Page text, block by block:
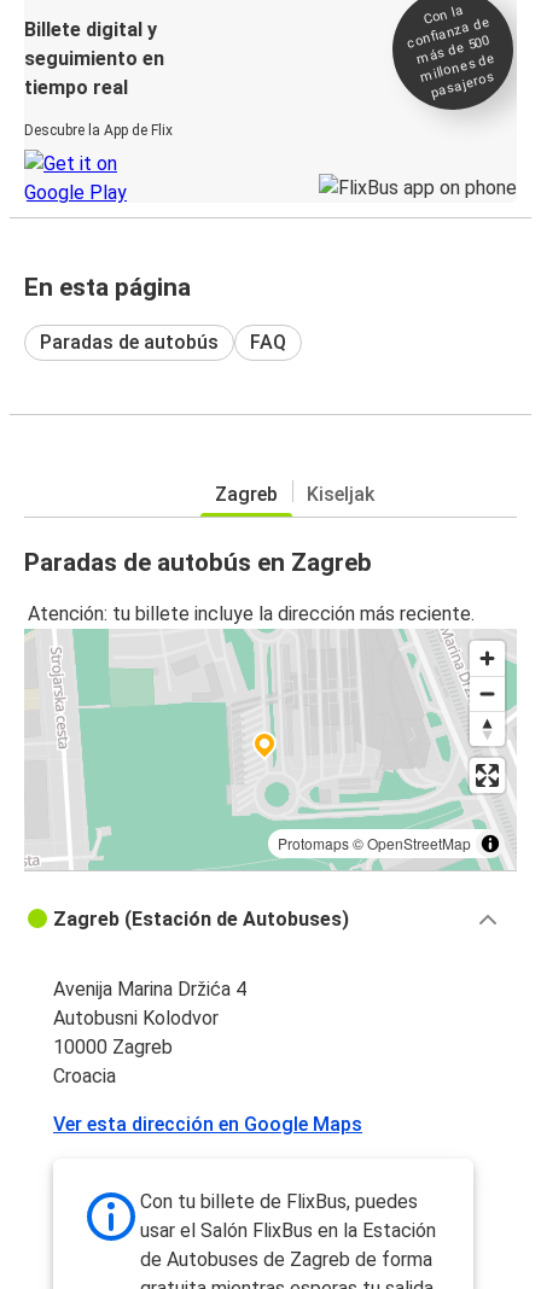
Billete digital y
seguimiento en
tiempo real
Descubre la App de Flix
Con la
confianza de
más de 500
millones de
pasajeros
En esta página
Paradas de autobús FAQ
Zagreb Kiseljak
Paradas de autobús en Zagreb
Atención: tu billete incluye la dirección más reciente.
Protomaps©OpenStreetMap
Zagreb (Estación de Autobuses)
Avenija Marina Držića 4
Autobusni Kolodvor
10000 Zagreb
Croacia
Ver esta dirección en Google Maps
Con tu billete de FlixBus, puedes
usar el Salón FlixBus en la Estación
de Autobuses de Zagreb de forma